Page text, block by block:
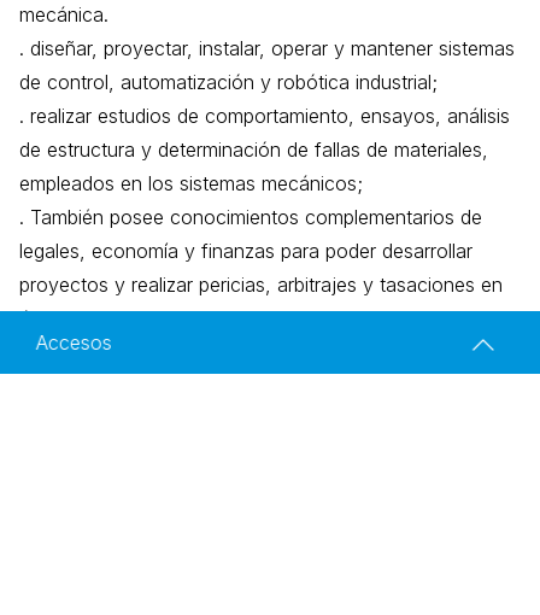
Accesos
mecánica.
. diseñar, proyectar, instalar, operar y mantener sistemas
de control, automatización y robótica industrial;
. realizar estudios de comportamiento, ensayos, análisis
de estructura y determinación de fallas de materiales,
empleados en los sistemas mecánicos;
. También posee conocimientos complementarios de
legales, economía y finanzas para poder desarrollar
proyectos y realizar pericias, arbitrajes y tasaciones en
ámbitos de su incumbencia.